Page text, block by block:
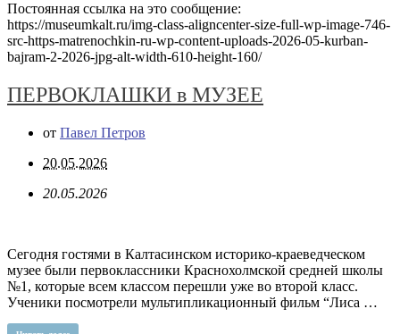
Постоянная ссылка на это сообщение:
https://museumkalt.ru/img-class-aligncenter-size-full-wp-image-746-
src-https-matrenochkin-ru-wp-content-uploads-2026-05-kurban-
bajram-2-2026-jpg-alt-width-610-height-160/
ПЕРВОКЛАШКИ в МУЗЕЕ
от Павел Петров
20.05.2026
20.05.2026
Сегодня гостями в Калтасинском историко-краеведческом
музее были первоклассники Краснохолмской средней школы
№1, которые всем классом перешли уже во второй класс.
Ученики посмотрели мультипликационный фильм “Лиса …